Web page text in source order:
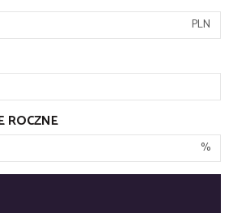
PLN
ROCZNE
%